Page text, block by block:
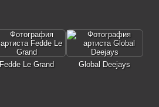
Fedde Le Grand Global Deejays